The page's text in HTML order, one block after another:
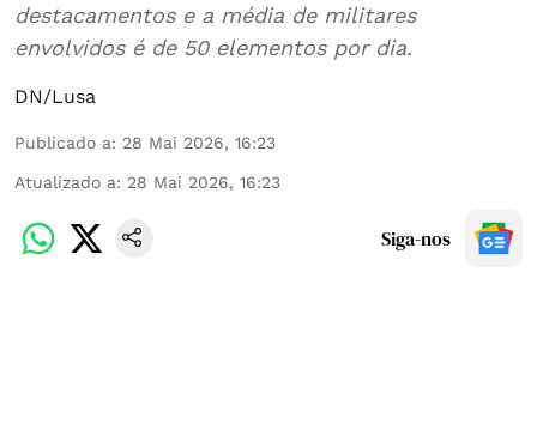
destacamentos e a média de militares
envolvidos é de 50 elementos por dia.
DN/Lusa
Publicado a: 28 Mai 2026, 16:23
Atualizado a: 28 Mai 2026, 16:23
Siga-nos